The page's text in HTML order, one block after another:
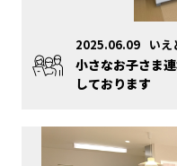
2025.06.09 いえ
小さなお子さま
しております